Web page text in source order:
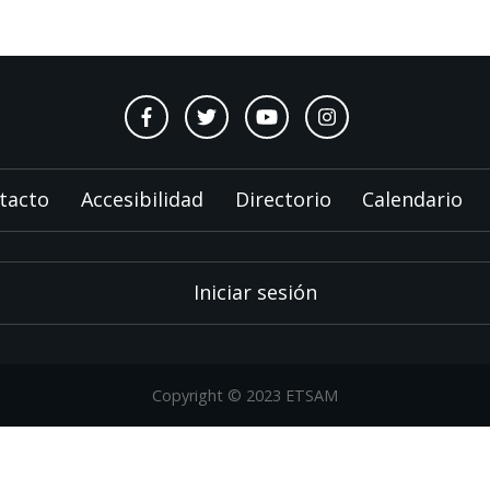
Accesibilidad Directorio Calendario
Iniciar sesión
Copyright © 2023 ETSAM